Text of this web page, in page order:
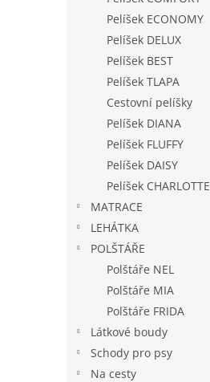
Pelíšek ECONOMY
Pelíšek DELUX
Pelíšek BEST
Pelíšek TLAPA
Cestovní pelíšky
Pelíšek DIANA
Pelíšek FLUFFY
Pelíšek DAISY
Pelíšek CHARLOTTE
MATRACE
LEHÁTKA
POLŠTÁŘE
Polštáře NEL
Polštáře MIA
Polštáře FRIDA
Látkové boudy
Schody pro psy
Na cesty